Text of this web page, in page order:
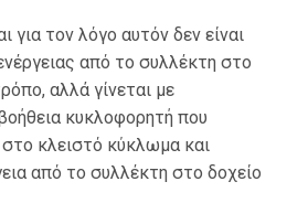
για τον λόγο αυτόν δεν είναι
από το συλλέκτη στο
αλλά γίνεται με
κυκλοφορητή που
κλειστό κύκλωμα και
από το συλλέκτη στο δοχείο